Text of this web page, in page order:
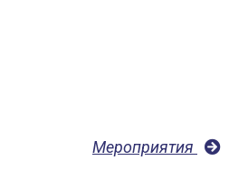
Мероприятия